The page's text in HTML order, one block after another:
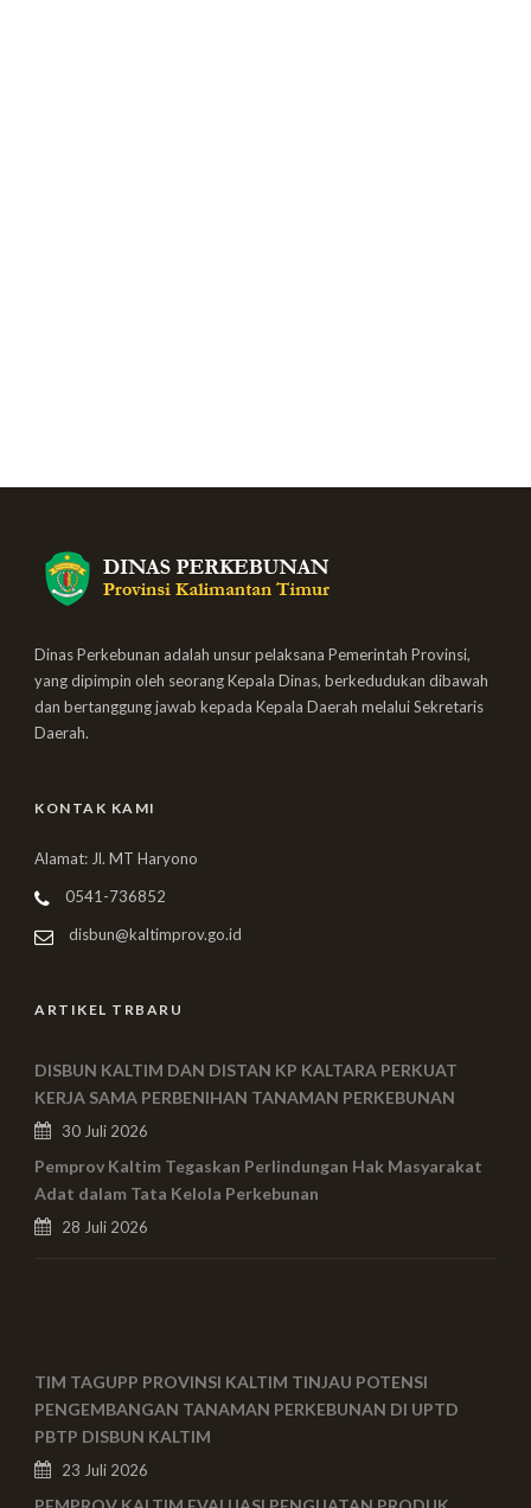
Dinas Perkebunan adalah unsur pelaksana Pemerintah Provinsi,
yang dipimpin oleh seorang Kepala Dinas, berkedudukan dibawah
dan bertanggung jawab kepada Kepala Daerah melalui Sekretaris
Daerah.
KONTAK KAMI
Alamat: Jl. MT Haryono
0541-736852
disbun@kaltimprov.go.id
ARTIKEL TRBARU
DISBUN KALTIM DAN DISTAN KP KALTARA PERKUAT
KERJA SAMA PERBENIHAN TANAMAN PERKEBUNAN
30 Juli 2026
Pemprov Kaltim Tegaskan Perlindungan Hak Masyarakat
Adat dalam Tata Kelola Perkebunan
28 Juli 2026
TIM TAGUPP PROVINSI KALTIM TINJAU POTENSI
PENGEMBANGAN TANAMAN PERKEBUNAN DI UPTD
PBTP DISBUN KALTIM
23 Juli 2026